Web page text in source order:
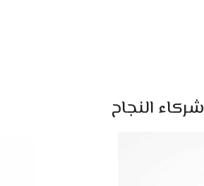
شركاء النجاح